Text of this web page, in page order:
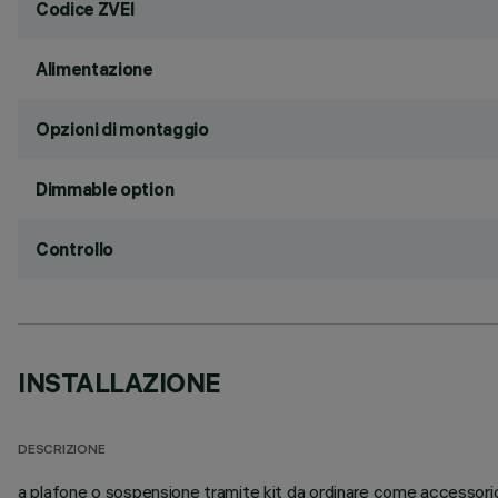
Codice ZVEI
Alimentazione
Opzioni di montaggio
Dimmable option
Controllo
INSTALLAZIONE
DESCRIZIONE
a plafone o sospensione tramite kit da ordinare come